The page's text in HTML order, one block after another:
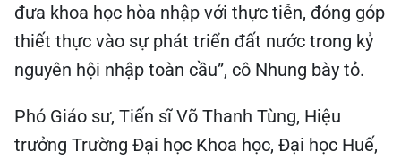
đưa khoa học hòa nhập với thực tiễn, đóng góp
thiết thực vào sự phát triển đất nước trong kỷ
nguyên hội nhập toàn cầu”, cô Nhung bày tỏ.
Phó Giáo sư, Tiến sĩ Võ Thanh Tùng, Hiệu
trưởng Trường Đại học Khoa học, Đại học Huế,